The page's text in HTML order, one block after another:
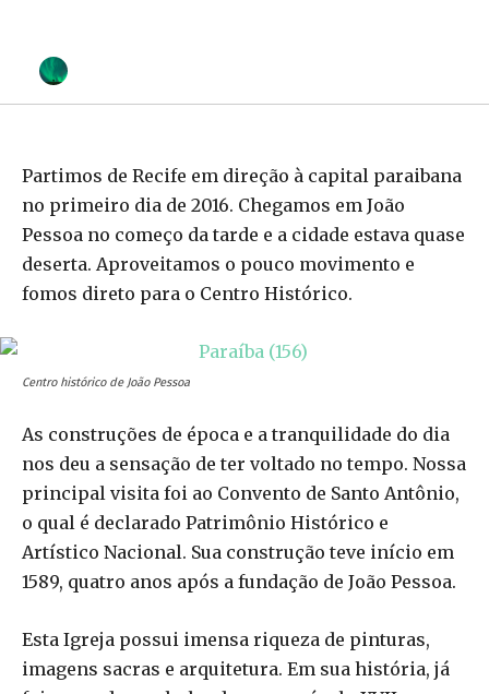
Partimos de Recife em direção à capital paraibana
no primeiro dia de 2016. Chegamos em João
Pessoa no começo da tarde e a cidade estava quase
deserta. Aproveitamos o pouco movimento e
fomos direto para o Centro Histórico.
Centro histórico de João Pessoa
As construções de época e a tranquilidade do dia
nos deu a sensação de ter voltado no tempo. Nossa
principal visita foi ao Convento de Santo Antônio,
o qual é declarado Patrimônio Histórico e
Artístico Nacional. Sua construção teve início em
1589, quatro anos após a fundação de João Pessoa.
Esta Igreja possui imensa riqueza de pinturas,
imagens sacras e arquitetura. Em sua história, já